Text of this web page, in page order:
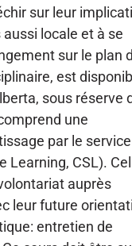
sur leur
locale et à se
sur le plan
est
sous réserve
une
par le
Learning, CSL).
auprès
leur future
entretien de